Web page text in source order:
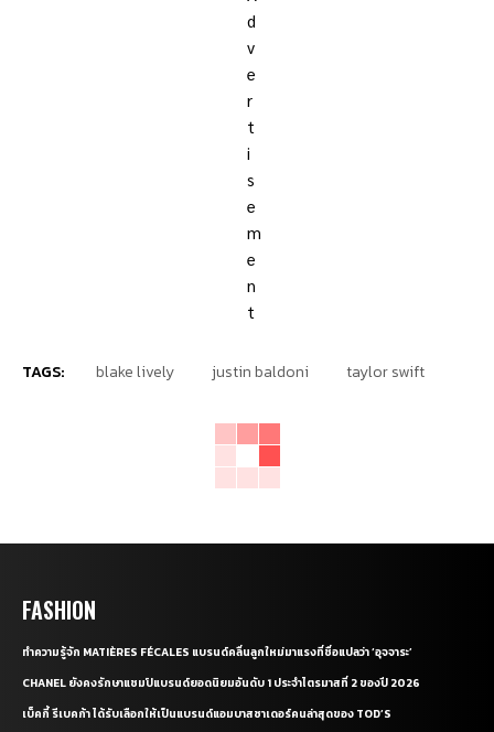
TAGS: blake lively justin baldoni taylor swift
FASHION
ทำความรู้จัก MATIÈRES FÉCALES แบรนด์คลื่นลูกใหม่มาแรงที่ชื่อแปลว่า ‘อุจจาระ’
CHANEL ยังคงรักษาแชมป์แบรนด์ยอดนิยมอันดับ 1 ประจำไตรมาสที่ 2 ของปี 2026
เบ็คกี้ รีเบคก้า ได้รับเลือกให้เป็นแบรนด์แอมบาสซาเดอร์คนล่าสุดของ TOD’S